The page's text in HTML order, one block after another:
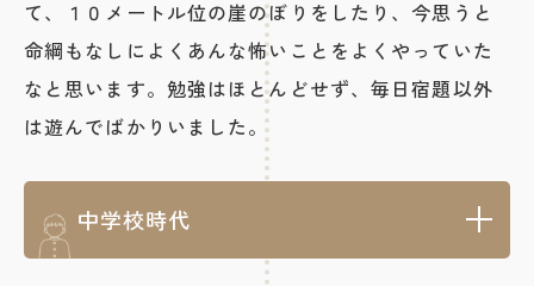
て、１０メートル位の崖のぼりをしたり、今思うと
命綱もなしによくあんな怖いことをよくやっていた
なと思います。勉強はほとんどせず、毎日宿題以外
は遊んでばかりいました。
中学校時代